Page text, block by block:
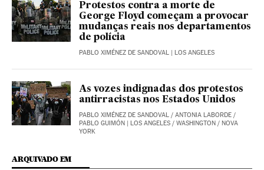
Protestos contra a morte de
George Floyd começam a provocar
mudanças reais nos departamentos
de polícia
PABLO XIMÉNEZ DE SANDOVAL | LOS ANGELES
As vozes indignadas dos protestos
antirracistas nos Estados Unidos
PABLO XIMÉNEZ DE SANDOVAL / ANTONIA LABORDE /
PABLO GUIMÓN | LOS ANGELES / WASHINGTON / NOVA
YORK
ARQUIVADO EM